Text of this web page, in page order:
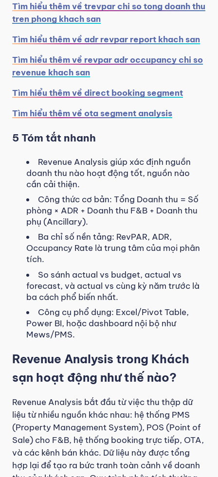
Tìm hiểu thêm về trevpar chi so tong doanh thu
tren phong khach san
Tìm hiểu thêm về adr revpar report khach san
Tìm hiểu thêm về revpar adr occupancy chi so
revenue khach san
Tìm hiểu thêm về direct booking segment
Tìm hiểu thêm về ota segment analysis
5 Tóm tắt nhanh
Revenue Analysis giúp xác định nguồn
doanh thu nào hoạt động tốt, nguồn nào
cần cải thiện.
Công thức cơ bản: Tổng Doanh thu = Số
phòng × ADR + Doanh thu F&B + Doanh thu
phụ (Ancillary).
Ba chỉ số nền tảng: RevPAR, ADR,
Occupancy Rate là trung tâm của mọi phân
tích.
So sánh actual vs budget, actual vs
forecast, và actual vs cùng kỳ năm trước là
ba cách phổ biến nhất.
Công cụ phổ dụng: Excel/Pivot Table,
Power BI, hoặc dashboard nội bộ như
Mews/PMS.
Revenue Analysis trong Khách
sạn hoạt động như thế nào?
Revenue Analysis bắt đầu từ việc thu thập dữ
liệu từ nhiều nguồn khác nhau: hệ thống PMS
(Property Management System), POS (Point of
Sale) cho F&B, hệ thống booking trực tiếp, OTA,
và các kênh bán khác. Dữ liệu này được tổng
hợp lại để tạo ra bức tranh toàn cảnh về doanh